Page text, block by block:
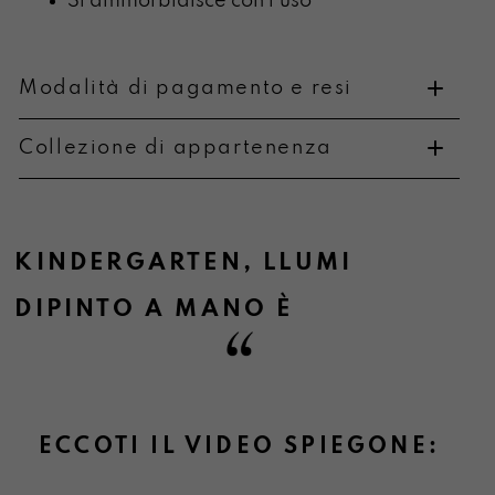
Modalità di pagamento e resi
Informazioni sulla consegna
Collezione di appartenenza
KINDERGARTEN ,
LLUMI
DIPINTO A MANO
È
ECCOTI IL VIDEO SPIEGONE: